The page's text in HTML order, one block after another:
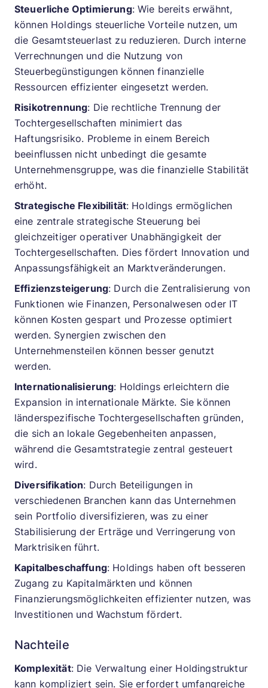
Steuerliche Optimierung: Wie bereits erwähnt,
können Holdings steuerliche Vorteile nutzen, um
die Gesamtsteuerlast zu reduzieren. Durch interne
Verrechnungen und die Nutzung von
Steuerbegünstigungen können finanzielle
Ressourcen effizienter eingesetzt werden.
Risikotrennung: Die rechtliche Trennung der
Tochtergesellschaften minimiert das
Haftungsrisiko. Probleme in einem Bereich
beeinflussen nicht unbedingt die gesamte
Unternehmensgruppe, was die finanzielle Stabilität
erhöht.
Strategische Flexibilität: Holdings ermöglichen
eine zentrale strategische Steuerung bei
gleichzeitiger operativer Unabhängigkeit der
Tochtergesellschaften. Dies fördert Innovation und
Anpassungsfähigkeit an Marktveränderungen.
Effizienzsteigerung: Durch die Zentralisierung von
Funktionen wie Finanzen, Personalwesen oder IT
können Kosten gespart und Prozesse optimiert
werden. Synergien zwischen den
Unternehmensteilen können besser genutzt
werden.
Internationalisierung: Holdings erleichtern die
Expansion in internationale Märkte. Sie können
länderspezifische Tochtergesellschaften gründen,
die sich an lokale Gegebenheiten anpassen,
während die Gesamtstrategie zentral gesteuert
wird.
Diversifikation: Durch Beteiligungen in
verschiedenen Branchen kann das Unternehmen
sein Portfolio diversifizieren, was zu einer
Stabilisierung der Erträge und Verringerung von
Marktrisiken führt.
Kapitalbeschaffung: Holdings haben oft besseren
Zugang zu Kapitalmärkten und können
Finanzierungsmöglichkeiten effizienter nutzen, was
Investitionen und Wachstum fördert.
Nachteile
Komplexität: Die Verwaltung einer Holdingstruktur
kann kompliziert sein. Sie erfordert umfangreiche